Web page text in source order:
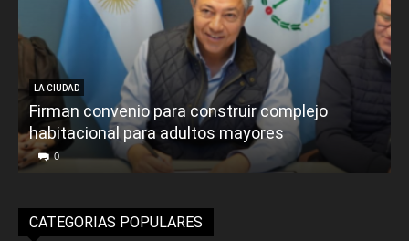
LA CIUDAD
Firman convenio para construir complejo
habitacional para adultos mayores
0
CATEGORIAS POPULARES